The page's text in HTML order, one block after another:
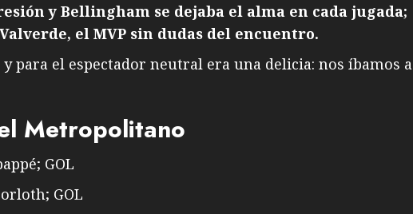
y Bellingham se dejaba el alma en cada jugada;
el MVP sin dudas del encuentro.
para el espectador neutral era una delicia: nos íbamos a
Metropolitano
GOL
GOL